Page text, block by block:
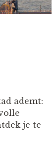
ademt:
je te